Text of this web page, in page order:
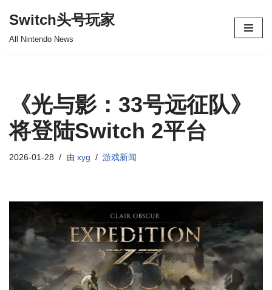
Switch头号玩家
All Nintendo News
《光与影：33号远征队》
将登陆Switch 2平台
2026-01-28 由 xyg 游戏新闻